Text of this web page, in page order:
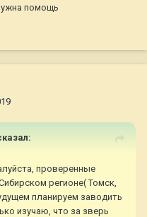
помощь
проверенные
регионе( Томск,
планируем заводить
изучаю, что за зверь